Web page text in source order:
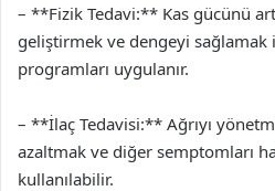
– **Fizik Tedavi:** Kas gücünü
geliştirmek ve dengeyi sağlamak
programları uygulanır.
– **İlaç Tedavisi:** Ağrıyı
azaltmak ve diğer semptomları
kullanılabilir.